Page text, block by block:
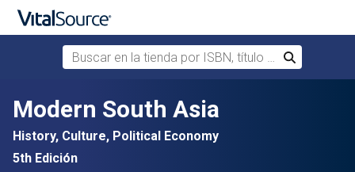
Saltar al contenido principal
Buscar en la tienda por ISBN, título o autor
Buscar
Modern South Asia
History, Culture, Political Economy
5th Edición